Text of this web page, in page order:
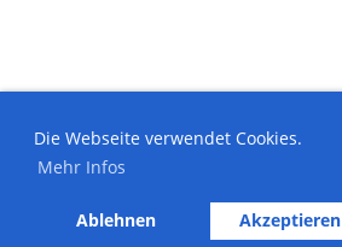
Die Webseite verwendet Cookies.
Mehr Infos
Ablehnen Akzeptieren